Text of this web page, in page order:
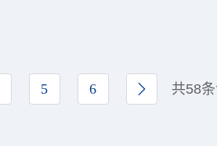
5 6 共58